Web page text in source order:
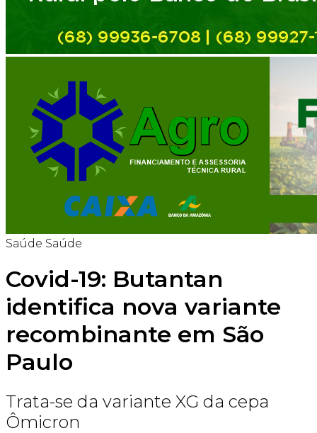
Saúde Saúde
Covid-19: Butantan
identifica nova variante
recombinante em São
Paulo
Trata-se da variante XG da cepa
Ômicron